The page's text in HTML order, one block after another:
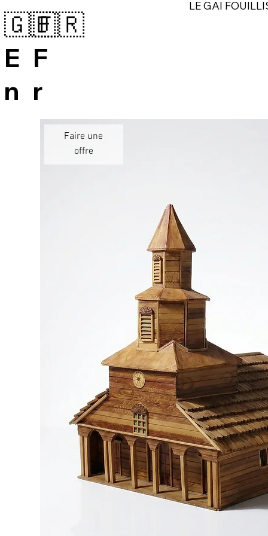
🇬🇧
E
n
🇫🇷
F
r
LE GAI
Faire une
offre